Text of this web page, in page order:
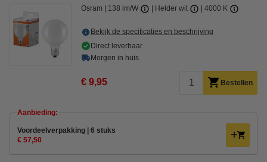
Osram 138 lm/W Helder wit 4000 K
Bekijk de specificaties en beschrijving
Direct leverbaar
Morgen in huis
€ 9,95 Bestellen
Aanbieding:
Voordeelverpakking | 6 stuks
€ 57,50